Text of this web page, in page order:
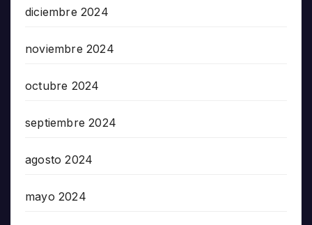
diciembre 2024
noviembre 2024
octubre 2024
septiembre 2024
agosto 2024
mayo 2024